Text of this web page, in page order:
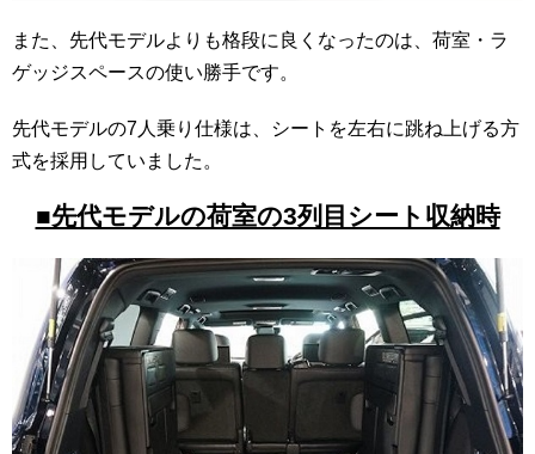
また、先代モデルよりも格段に良くなったのは、荷室・ラ
ゲッジスペースの使い勝手です。
先代モデルの7人乗り仕様は、シートを左右に跳ね上げる方
式を採用していました。
■先代モデルの荷室の3列目シート収納時